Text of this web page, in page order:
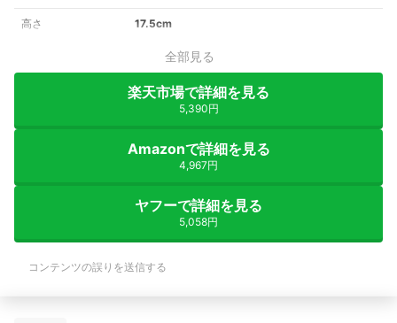
高さ 17.5cm
全部見る
楽天市場で詳細を見る
5,390円
Amazonで詳細を見る
4,967円
ヤフーで詳細を見る
5,058円
コンテンツの誤りを送信する